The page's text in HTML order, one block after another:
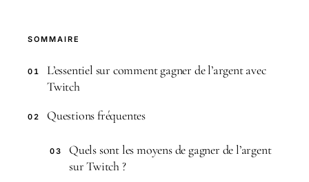
SOMMAIRE
01
L’essentiel sur comment gagner de l’argent avec
Twitch
02 Questions fréquentes
03
Quels sont les moyens de gagner de l’argent
sur Twitch ?